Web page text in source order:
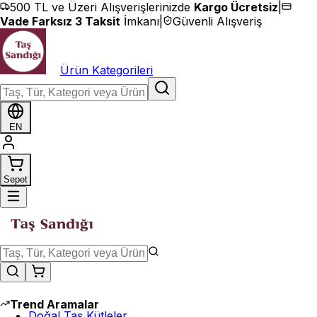
İçeriğe geç
500 TL ve Üzeri Alışverişlerinizde Kargo Ücretsiz
Vade Farksız 3 Taksit İmkanı Güvenli Alışveriş
Ürün Kategorileri
EN
Sepet
Trend Aramalar